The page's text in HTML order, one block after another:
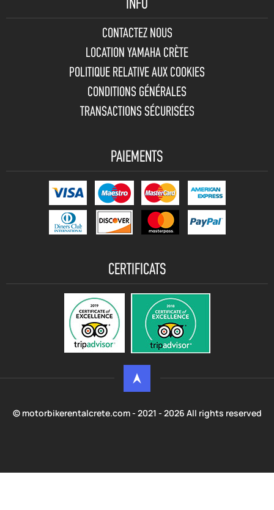
INFO
CONTACTEZ NOUS
LOCATION YAMAHA CRÈTE
POLITIQUE RELATIVE AUX COOKIES
CONDITIONS GÉNÉRALES
TRANSACTIONS SÉCURISÉES
PAIEMENTS
CERTIFICATS
© motorbikerentalcrete.com - 2021 - 2026 All rights reserved